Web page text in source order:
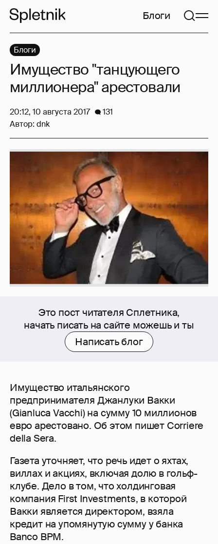
Блоги
Это пост читателя Сплетника,
начать писать на сайте можешь и ты
Написать блог
Имущество итальянского
предпринимателя Джанлуки Вакки
(Gianluca Vacchi) на сумму 10 миллионов
евро арестовано. Об этом пишет Corriere
della Sera.
Газета уточняет, что речь идет о яхтах,
виллах и акциях, включая долю в гольф-
клубе. Дело в том, что холдинговая
компания First Investments, в которой
Вакки является директором, взяла
кредит на упомянутую сумму у банка
Banco BPM.
Блоги
Имущество "танцующего
миллионера" арестовали
20:12, 10 августа 2017
131
Автор: dnk